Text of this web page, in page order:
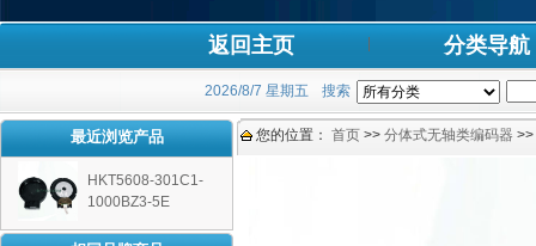
返回主页 分类导航
2026/8/7 星期五 搜索
最近浏览产品
HKT5608-301C1-
1000BZ3-5E
您的位置： 首页 >> 分体式无轴类编码器 >>